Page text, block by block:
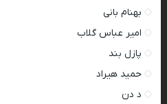
بهنام بانی
امیر عباس گلاب
پازل بند
حمید هیراد
د دن